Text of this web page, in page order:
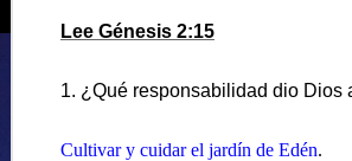
Lee Génesis 2:15
1. ¿Qué responsabilidad dio Dios
Cultivar y cuidar el jardín de Edén.